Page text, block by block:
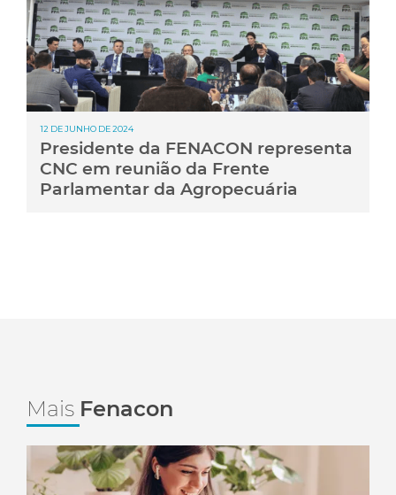
12 DE JUNHO DE 2024
Presidente da FENACON representa
CNC em reunião da Frente
Parlamentar da Agropecuária
Mais Fenacon